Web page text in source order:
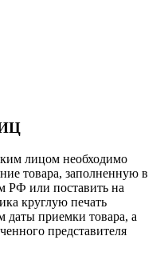
лицом необходимо
товара, заполненную в
РФ или поставить на
круглую печать
даты приемки товара, а
представителя